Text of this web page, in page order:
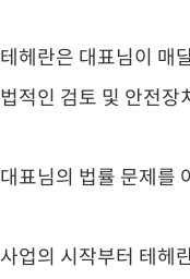
테헤란은 대표님이 매
법적인 검토 및 안전장
대표님의 법률 문제를
사업의 시작부터 테헤